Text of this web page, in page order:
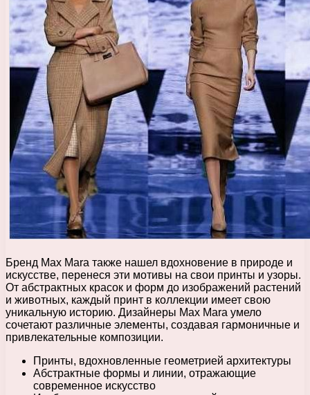
Бренд Max Mara также нашел вдохновение в природе и
искусстве, перенеся эти мотивы на свои принты и узоры.
От абстрактных красок и форм до изображений растений
и животных, каждый принт в коллекции имеет свою
уникальную историю. Дизайнеры Max Mara умело
сочетают различные элементы, создавая гармоничные и
привлекательные композиции.
Принты, вдохновленные геометрией архитектуры
Абстрактные формы и линии, отражающие
современное искусство